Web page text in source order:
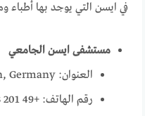
في ايسن التي يوجد بها أطباء
مستشفى ايسن الجامعي
العنوان: Hufelandstraße 55, 45326 Essen, Germany
رقم الهاتف: +49 201 433-0